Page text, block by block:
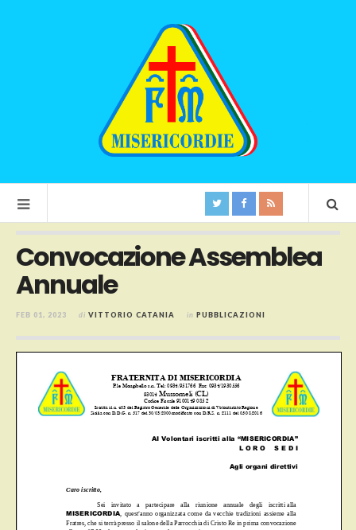
Convocazione Assemblea
Annuale
FEB 01, 2023 di VITTORIO CATANIA in PUBBLICAZIONI